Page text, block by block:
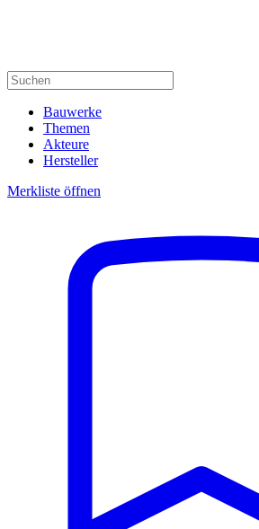
Bauwerke
Themen
Akteure
Hersteller
Merkliste öffnen